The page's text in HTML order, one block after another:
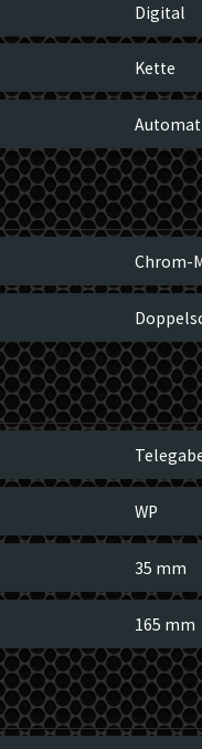
Digital
Kette
Chrom-
WP
35 mm
165 mm